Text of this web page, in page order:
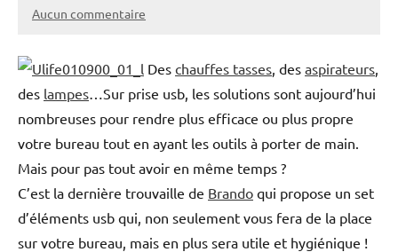
Aucun commentaire
Des chauffes tasses , des aspirateurs
des lampes …Sur prise usb, les solutions sont aujourd’hui
nombreuses pour rendre plus efficace ou plus propre
votre bureau tout en ayant les outils à porter de main.
Mais pour pas tout avoir en même temps ?
C’est la dernière trouvaille de Brando qui propose un set
d’éléments usb qui, non seulement vous fera de la place
sur votre bureau, mais en plus sera utile et hygiénique !